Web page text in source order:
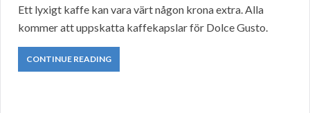
Ett lyxigt kaffe kan vara värt någon krona extra. Alla
kommer att uppskatta kaffekapslar för Dolce Gusto.
CONTINUE READING